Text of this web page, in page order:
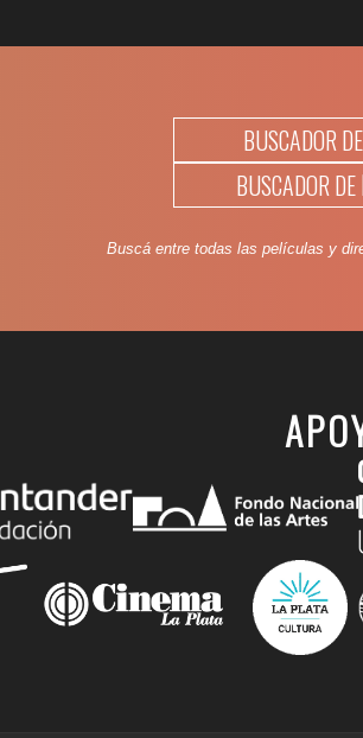
BUSCADOR DE
BUSCADOR DE
Buscá entre todas las películas y